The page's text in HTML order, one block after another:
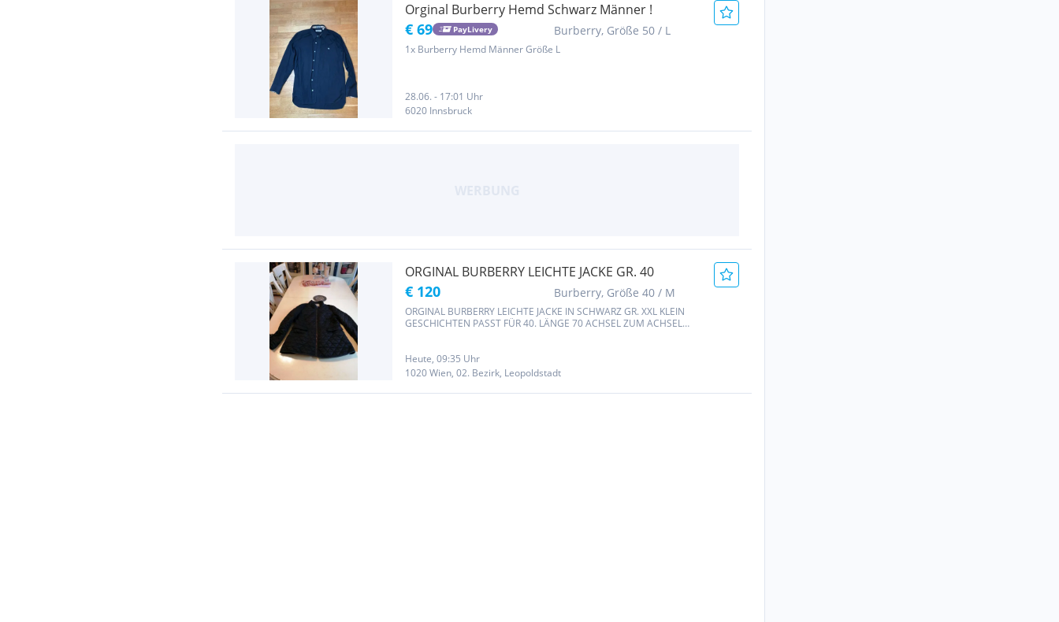
Orginal Burberry Hemd Schwarz Männer !
€ 69 PayLivery Burberry, Größe 50 / L
1x Burberry Hemd Männer Größe L
28.06. - 17:01 Uhr
6020 Innsbruck
ORGINAL BURBERRY LEICHTE JACKE GR. 40
€ 120 Burberry, Größe 40 / M
ORGINAL BURBERRY LEICHTE JACKE IN SCHWARZ GR. XXL KLEIN
GESCHICHTEN PASST FÜR 40. LÄNGE 70 ACHSEL ZUM ACHSEL
Heute, 09:35 Uhr
1020 Wien, 02. Bezirk, Leopoldstadt